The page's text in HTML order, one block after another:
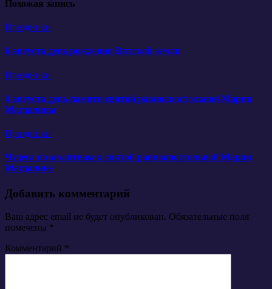
записям
Похожая запись
Праздники
6 августа день рождения Вятской земли
Праздники
4 августа день памяти святой равноапостольной Марии
Магдалины
Праздники
Чудеса по молитвам к святой равноапостольной Марии
Магдалине
Добавить комментарий
Ваш адрес email не будет опубликован. Обязательные поля
помечены *
Комментарий *